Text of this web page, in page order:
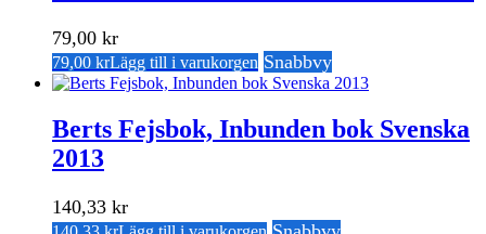
79,00 kr
79,00 krLägg till i varukorgen Snabbvy
Berts Fejsbok, Inbunden bok Svenska
2013
140,33 kr